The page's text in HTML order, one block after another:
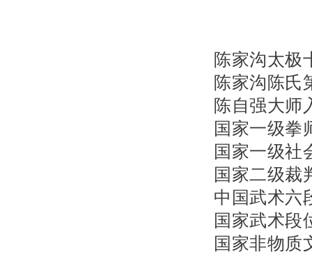
陈家沟太极
陈家沟陈氏
陈自强大师
国家一级拳
国家一级社
国家二级裁
中国武术六
国家武术段
国家非物质